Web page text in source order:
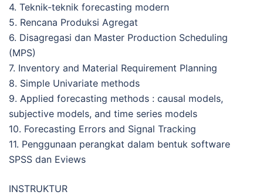
4. Teknik-teknik forecasting modern
5. Rencana Produksi Agregat
6. Disagregasi dan Master Production Scheduling
(MPS)
7. Inventory and Material Requirement Planning
8. Simple Univariate methods
9. Applied forecasting methods : causal models,
subjective models, and time series models
10. Forecasting Errors and Signal Tracking
11. Penggunaan perangkat dalam bentuk software
SPSS dan Eviews
INSTRUKTUR